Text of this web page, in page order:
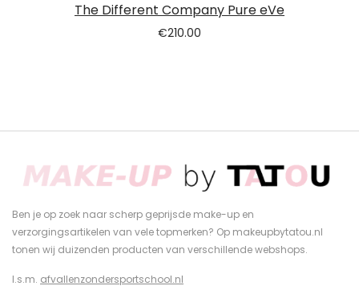
The Different Company Pure eVe
€210.00
Ben je op zoek naar scherp geprijsde make-up en
verzorgingsartikelen van vele topmerken? Op makeupbytatou.nl
tonen wij duizenden producten van verschillende webshops.
I.s.m. afvallenzondersportschool.nl